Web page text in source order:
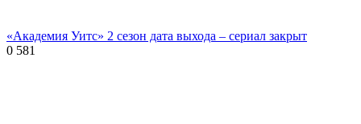
«Академия Уитс» 2 сезон дата выхода – сериал закрыт
0 581